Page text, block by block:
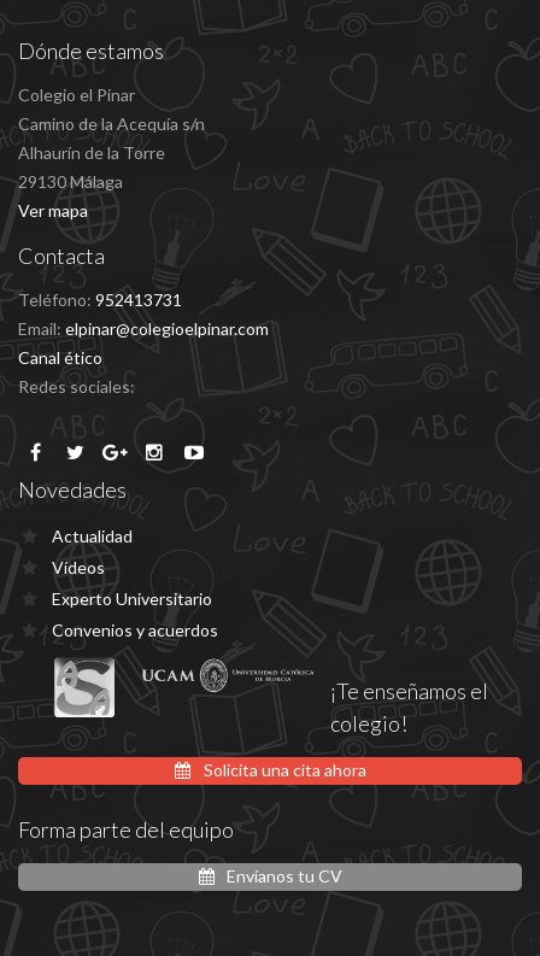
Dónde estamos
Colegio el Pinar
Camino de la Acequía s/n
Alhaurín de la Torre
29130 Málaga
Ver mapa
Contacta
Teléfono: 952413731
Email: elpinar@colegioelpinar.com
Canal ético
Redes sociales:
Novedades
Actualidad
Vídeos
Experto Universitario
Convenios y acuerdos
¡Te enseñamos el
colegio!
Solicita una cita ahora
Forma parte del equipo
Envíanos tu CV